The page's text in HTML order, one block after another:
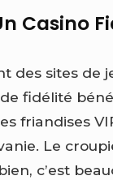
Casino
des sites de
fidélité
friandises
Le
c’est